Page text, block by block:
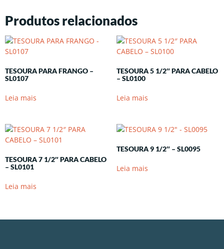
Produtos relacionados
TESOURA PARA FRANGO –
SL0107
Leia mais
TESOURA 5 1/2″ PARA CABELO
– SL0100
Leia mais
TESOURA 7 1/2″ PARA CABELO
– SL0101
Leia mais
TESOURA 9 1/2″ – SL0095
Leia mais